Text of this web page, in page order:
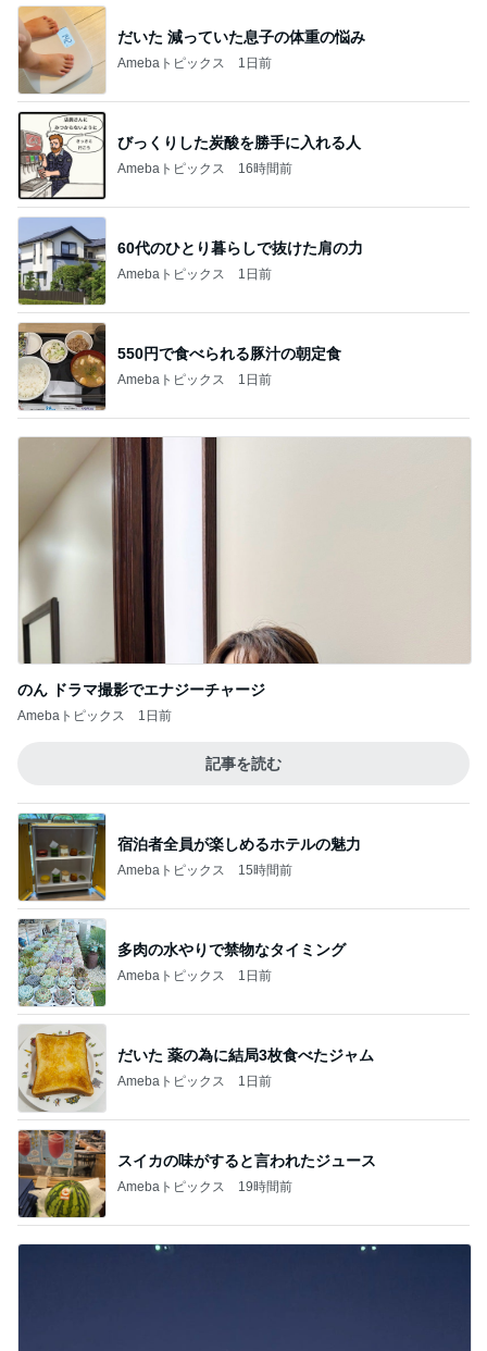
だいた 減っていた息子の体重の悩み
Amebaトピックス 1日前
びっくりした炭酸を勝手に入れる人
Amebaトピックス 16時間前
60代のひとり暮らしで抜けた肩の力
Amebaトピックス 1日前
550円で食べられる豚汁の朝定食
Amebaトピックス 1日前
のん ドラマ撮影でエナジーチャージ
Amebaトピックス 1日前
記事を読む
宿泊者全員が楽しめるホテルの魅力
Amebaトピックス 15時間前
多肉の水やりで禁物なタイミング
Amebaトピックス 1日前
だいた 薬の為に結局3枚食べたジャム
Amebaトピックス 1日前
スイカの味がすると言われたジュース
Amebaトピックス 19時間前